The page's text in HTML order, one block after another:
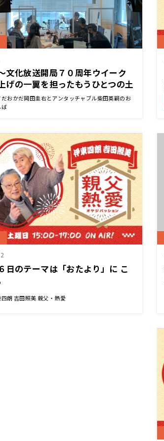
文化放送開局７０周年ウイーク
げの一翼を担ったもうひとつの土
だおかだ岡田圭右とアンタッチャブル柴田英嗣のお
ば
日のテーマは「おたより」に こ
朗 吉田照美 親父・熱愛